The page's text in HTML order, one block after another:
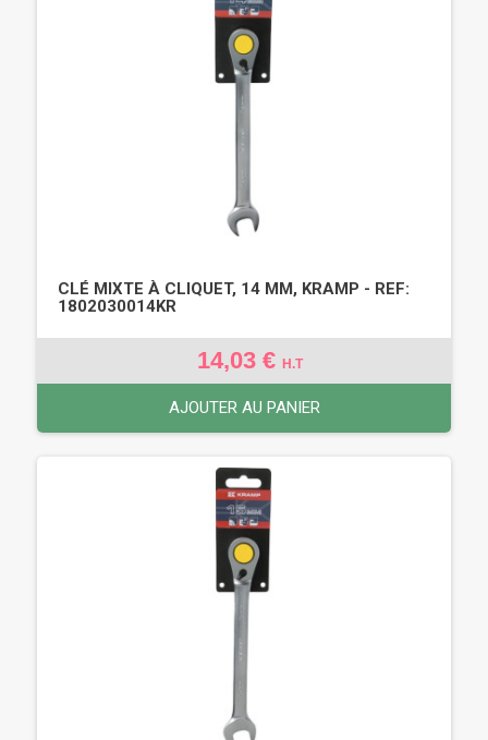
CLÉ MIXTE À CLIQUET, 14 MM, KRAMP - REF:
1802030014KR
14,03 € H.T
AJOUTER AU PANIER